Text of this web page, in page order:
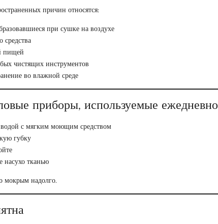
причин относятся:
при сушке на воздухе
средства
пищей
чистящих инструментов
во влажной среде
приборы, используемые ежедневно
с мягким моющим средством
губку
насухо тканью
мокрым надолго.